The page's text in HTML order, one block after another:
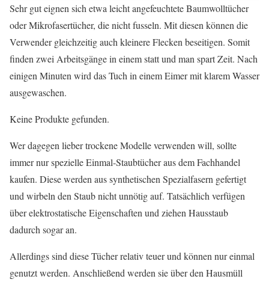
Sehr gut eignen sich etwa leicht angefeuchtete Baumwolltücher
oder Mikrofasertücher, die nicht fusseln. Mit diesen können die
Verwender gleichzeitig auch kleinere Flecken beseitigen. Somit
finden zwei Arbeitsgänge in einem statt und man spart Zeit. Nach
einigen Minuten wird das Tuch in einem Eimer mit klarem Wasser
ausgewaschen.
Keine Produkte gefunden.
Wer dagegen lieber trockene Modelle verwenden will, sollte
immer nur spezielle Einmal-Staubtücher aus dem Fachhandel
kaufen. Diese werden aus synthetischen Spezialfasern gefertigt
und wirbeln den Staub nicht unnötig auf. Tatsächlich verfügen
über elektrostatische Eigenschaften und ziehen Hausstaub
dadurch sogar an.
Allerdings sind diese Tücher relativ teuer und können nur einmal
genutzt werden. Anschließend werden sie über den Hausmüll